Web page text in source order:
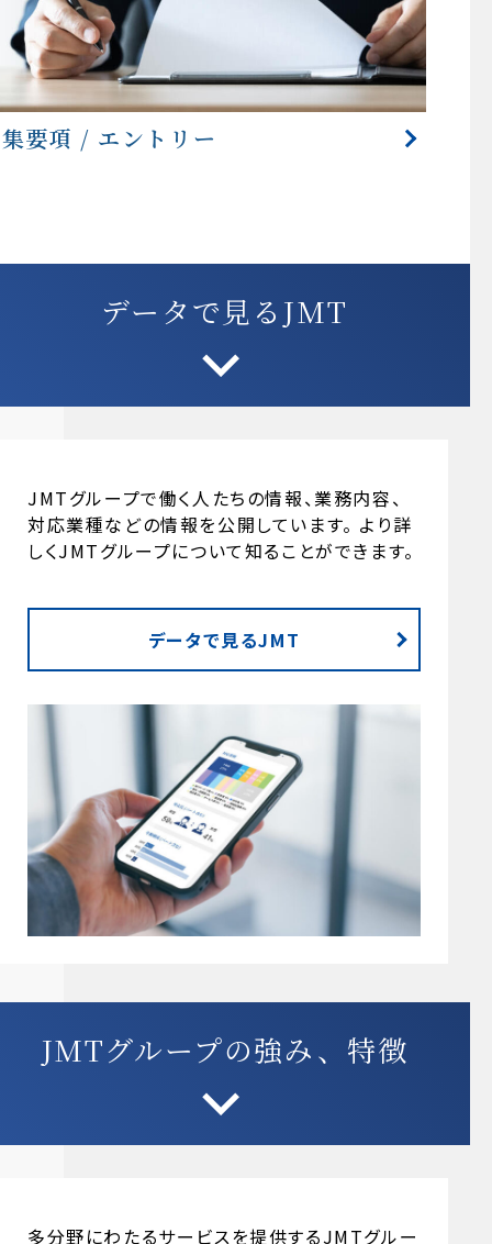
要項 / エントリー
データで見るJMT
JMTグループで働く人たちの情報、業務内容、
対応業種などの情報を公開しています。 より詳
しくJMTグループについて知ることができます。
データで見るJMT
JMTグループの強み、特徴
多分野にわたるサービスを提供するJMTグルー